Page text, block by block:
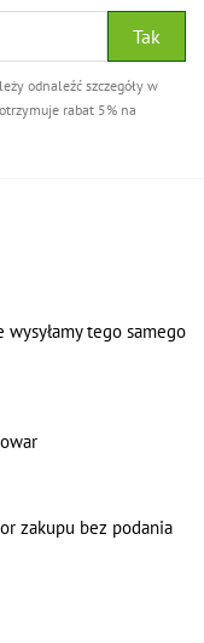
odnaleźć szczegóły w
rabat 5% na
tego samego
zakupu bez podania